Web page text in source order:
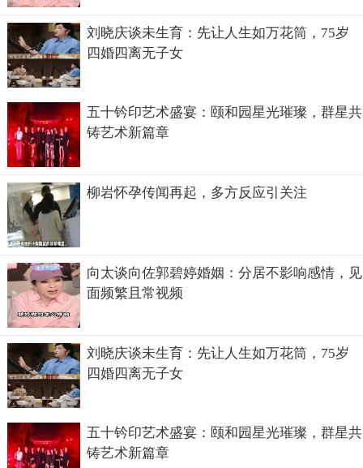
刘晓庆谈未生育：先让人生如万花筒，75岁
四婚四离无子女
五十钤印艺术盛宴：颐和园星光璀璨，群星共
铸艺术新篇章
柳岩怀孕传闻再起，多方反应引关注
向太谈向佐郭碧婷婚姻：分居不影响感情，见
面频繁且常视频
刘晓庆谈未生育：先让人生如万花筒，75岁
四婚四离无子女
五十钤印艺术盛宴：颐和园星光璀璨，群星共
铸艺术新篇章